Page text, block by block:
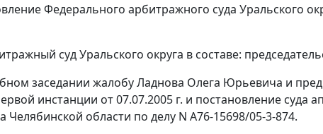
Федерального арбитражного суда Уральского
суд Уральского округа в составе:
заседании жалобу Ладнова Олега Юрьевича и
инстанции от 07.07.2005 г. и постановление суда
Челябинской области по делу N А76-15698/05-3-874.